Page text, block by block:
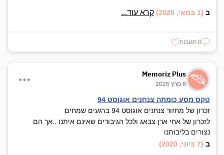
ב (1 במאי, 2020) קרא עוד...
0 תגובות
Memoriz Plus
8 מרץ 2025
טקס מסע כומתה צנחנים אוגוסט 94
זכרון של מחזור צנחנים אוגוסט 94 ברגעים שמחים
לזכרון של אחי ארן צבאג ולכל הגיבורים שאינם איתנו ..אך הם
נצורים בליבותנו
ב (7 ביוני, 2020)